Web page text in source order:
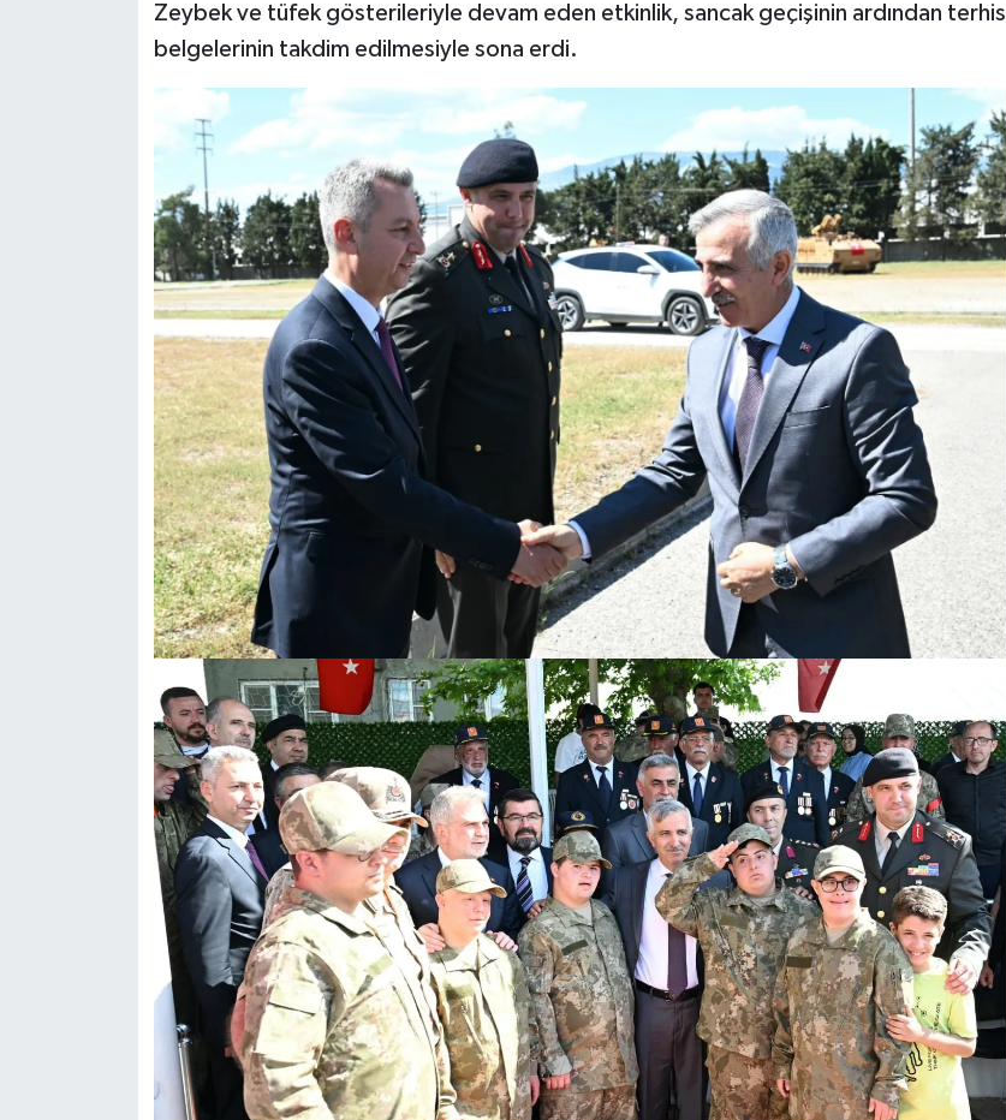
Zeybek ve tüfek gösterileriyle devam eden etkinlik, sancak geçişinin ardından terhis
belgelerinin takdim edilmesiyle sona erdi.